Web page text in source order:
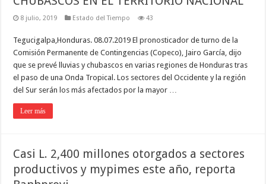
8 julio, 2019 Estado del Tiempo 43
Tegucigalpa,Honduras. 08.07.2019 El pronosticador de turno de la
Comisión Permanente de Contingencias (Copeco), Jairo García, dijo
que se prevé lluvias y chubascos en varias regiones de Honduras tras
el paso de una Onda Tropical. Los sectores del Occidente y la región
del Sur serán los más afectados por la mayor …
Leer más
Casi L. 2,400 millones otorgados a sectores
productivos y mypimes este año, reporta